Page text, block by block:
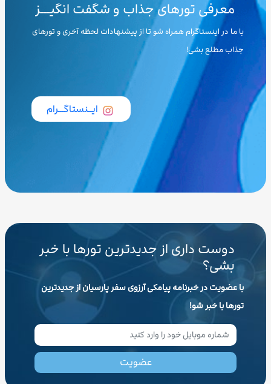
معرفی تورهای جذاب و شگفت انگیـــز
با ما در اینستاگرام همراه شو تا از پیشنهادات لحظه آخری و تورهای
جذاب مطلع بشی!
ایــنستاگـــرام
دوست داری از جدیدترین تورها با خبر
بشی؟
با عضویت در خبرنامه پیامکی آرزوی سفر پارسیان از جدیدترین
تورها با خبر شو!
عضویت